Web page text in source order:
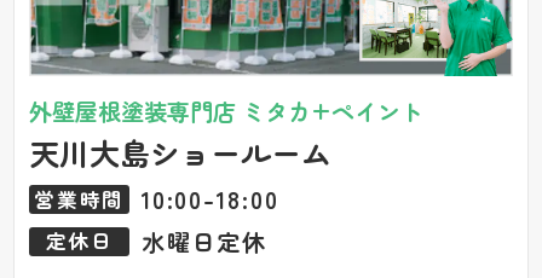
外壁屋根塗装専門店 ミタカ+ペイント
天川大島ショールーム
営業時間 10:00-18:00
定休日 水曜日定休